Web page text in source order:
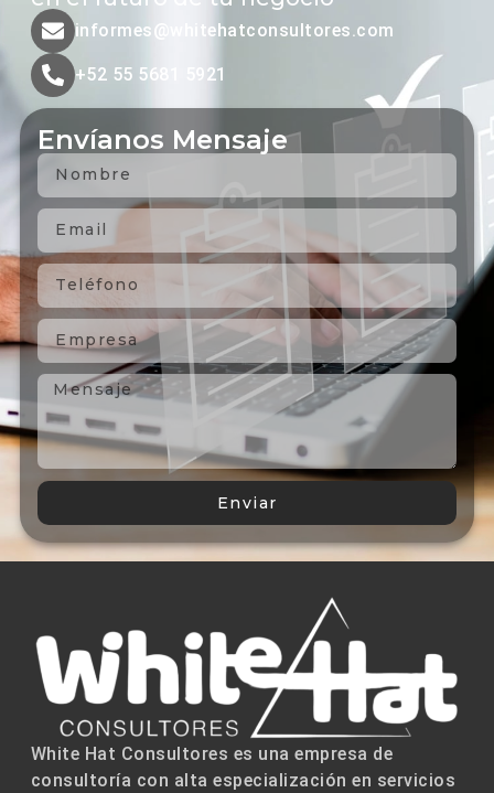
informes@whitehatconsultores.com
+52 55 5681 5921
Envíanos Mensaje
Enviar
White Hat Consultores es una empresa de
consultoría con alta especialización en servicios